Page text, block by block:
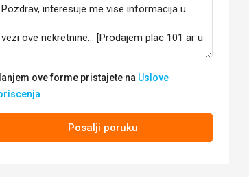
ove forme pristajete na Uslove
Posalji poruku